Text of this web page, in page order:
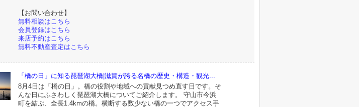
【お問い合わせ】
無料相談はこちら
会員登録はこちら
来店予約はこちら
無料不動産査定はこちら
「橋の日」に知る琵琶湖大橋|滋賀が誇る名橋の歴史・構造・観光...
8月4日は「橋の日」。橋の役割や地域への貢献見つめ直す日です。そ
んな日にふさわしく琵琶湖大橋についてご紹介します。 守山市今浜
町を結ぶ、全長1.4kmの橋。横断する数少ない橋の一つでアクセス手